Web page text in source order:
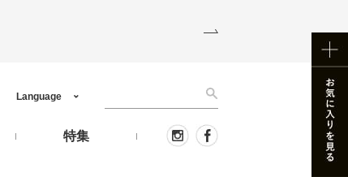
特集
Language